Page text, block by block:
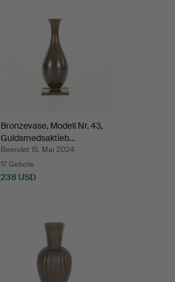
Bronzevase, Modell Nr. 43,
Guldsmedsaktieb…
Beendet 15. Mai 2024
17 Gebote
238 USD